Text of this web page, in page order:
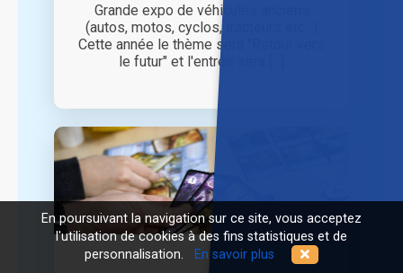
Grande expo de véhicules anciens
(autos, motos, cyclos, tracteurs etc...)
Cette année le thème sera "Retour vers
le futur" et l'entrée sera [...]
En poursuivant la navigation sur ce site, vous acceptez
l'utilisation de cookies à des fins statistiques et de
personnalisation.
En savoir plus